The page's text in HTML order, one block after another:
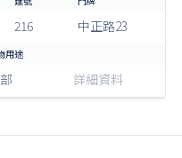
216 中正路23
詳細資料